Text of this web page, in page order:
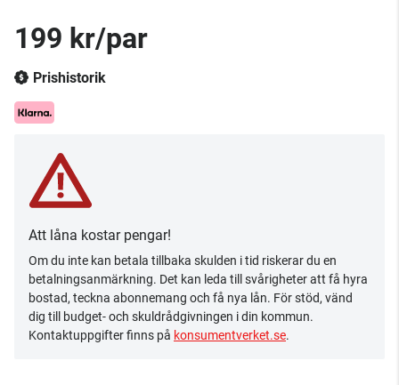
199 kr/par
Prishistorik
Att låna kostar pengar!
Om du inte kan betala tillbaka skulden i tid riskerar du en
betalningsanmärkning. Det kan leda till svårigheter att få hyra
bostad, teckna abonnemang och få nya lån. För stöd, vänd
dig till budget- och skuldrådgivningen i din kommun.
Kontaktuppgifter finns på konsumentverket.se.